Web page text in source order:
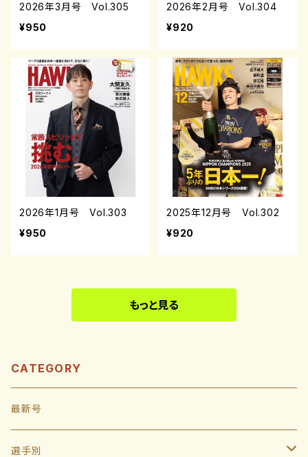
2026年3月号 Vol.305
¥950
2026年2月号 Vol.304
¥920
2026年1月号 Vol.303
¥950
2025年12月号 Vol.302
¥920
もっと見る
CATEGORY
最新号
選手別